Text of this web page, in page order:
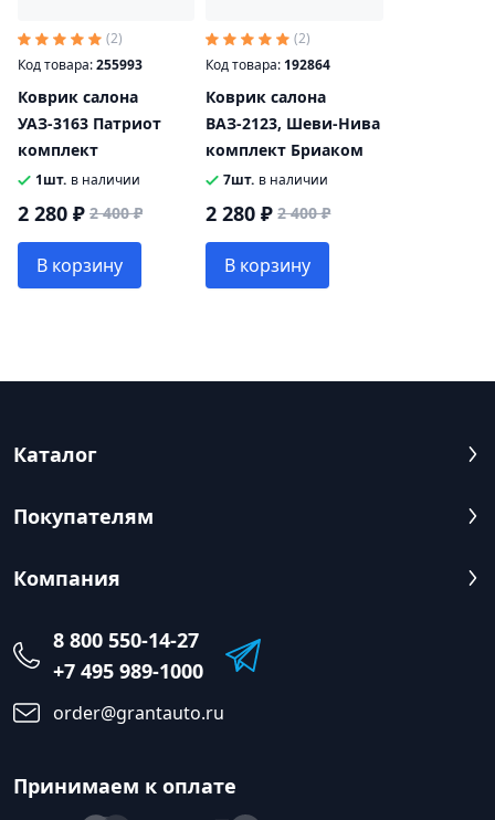
(2)
Код товара:255993
Коврик салона
УАЗ-3163 Патриот
комплект
1шт. в наличии
2 280 ₽ 2 400 ₽
В корзину
(2)
Код товара: 192864
Коврик салона
ВАЗ-2123, Шеви-Нива
комплект Бриаком
7шт. в наличии
2 280 ₽ 2 400 ₽
В корзину
Каталог
Покупателям
Компания
8 800 550-14-27
+7 495 989-1000
order@grantauto.ru
Принимаем к оплате